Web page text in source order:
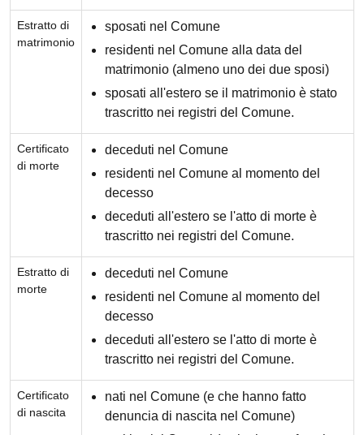
Estratto di
matrimonio
sposati nel Comune
residenti nel Comune alla data del
matrimonio (almeno uno dei due sposi)
sposati all'estero se il matrimonio è stato
trascritto nei registri del Comune.
Certificato
di morte
deceduti nel Comune
residenti nel Comune al momento del
decesso
deceduti all'estero se l'atto di morte è
trascritto nei registri del Comune.
Estratto di
morte
deceduti nel Comune
residenti nel Comune al momento del
decesso
deceduti all'estero se l'atto di morte è
trascritto nei registri del Comune.
Certificato
di nascita
nati nel Comune (e che hanno fatto
denuncia di nascita nel Comune)